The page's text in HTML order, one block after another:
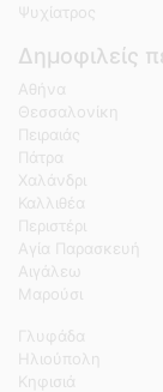
Ψυχίατρος
Δημοφιλείς
Αθήνα
Θεσσαλονίκη
Πειραιάς
Πάτρα
Χαλάνδρι
Καλλιθέα
Περιστέρι
Αγία Παρασκευή
Αιγάλεω
Μαρούσι
Γλυφάδα
Ηλιούπολη
Κηφισιά